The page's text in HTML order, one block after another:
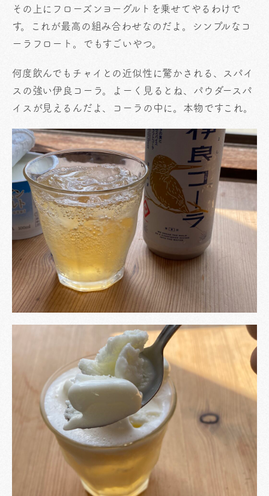
その上にフローズンヨーグルトを乗せてやるわけで
す。これが最高の組み合わせなのだよ。シンプルなコ
ーラフロート。でもすごいやつ。
何度飲んでもチャイとの近似性に驚かされる、スパイ
スの強い伊良コーラ。よーく見るとね、パウダースパ
イスが見えるんだよ、コーラの中に。本物ですこれ。